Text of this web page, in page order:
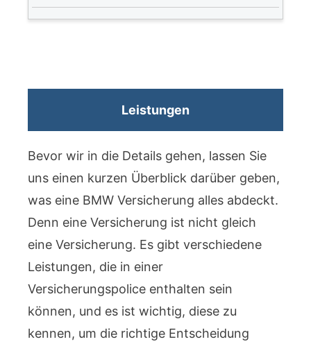
Leistungen
Bevor wir in die Details gehen, lassen Sie
uns einen kurzen Überblick darüber geben,
was eine BMW Versicherung alles abdeckt.
Denn eine Versicherung ist nicht gleich
eine Versicherung. Es gibt verschiedene
Leistungen, die in einer
Versicherungspolice enthalten sein
können, und es ist wichtig, diese zu
kennen, um die richtige Entscheidung